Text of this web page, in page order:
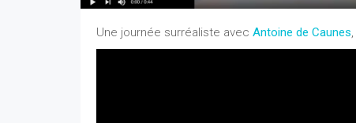
Une journée surréaliste avec Antoine de Caunes,